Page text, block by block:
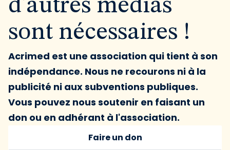
d'autres médias
sont nécessaires !
Acrimed est une association qui tient à son
indépendance. Nous ne recourons ni à la
publicité ni aux subventions publiques.
Vous pouvez nous soutenir en faisant un
don ou en adhérant à l'association.
Faire un don